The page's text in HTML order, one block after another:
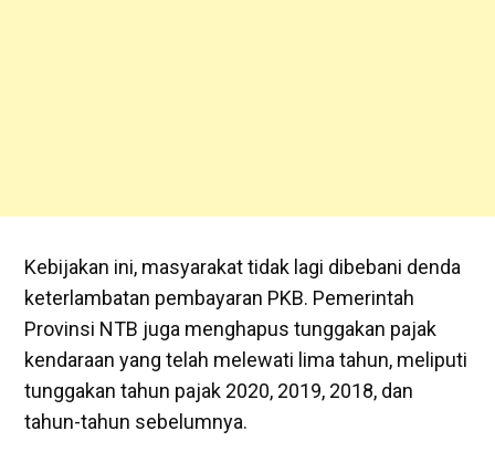
Kebijakan ini, masyarakat tidak lagi dibebani denda
keterlambatan pembayaran PKB. Pemerintah
Provinsi NTB juga menghapus tunggakan pajak
kendaraan yang telah melewati lima tahun, meliputi
tunggakan tahun pajak 2020, 2019, 2018, dan
tahun-tahun sebelumnya.